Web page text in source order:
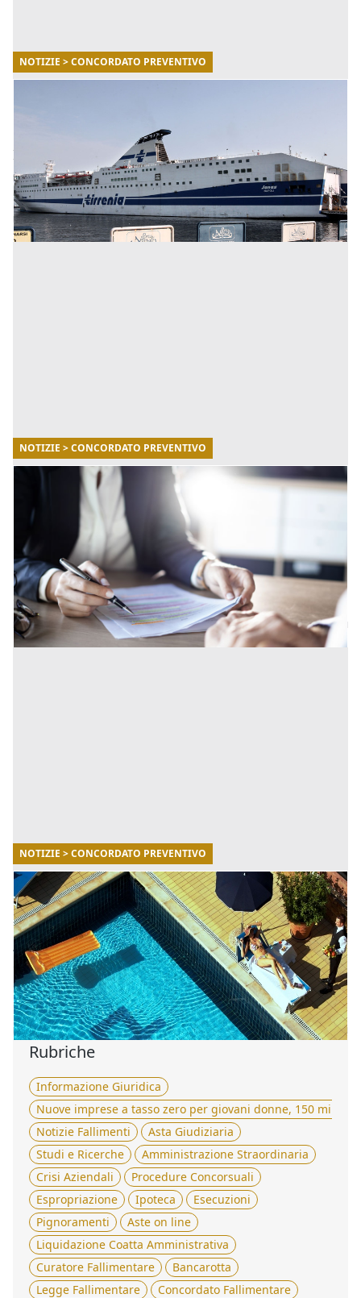
NOTIZIE > CONCORDATO PREVENTIVO
Tirrenia: scatta il concordato per evitare il
Il fallimento delle imprese nautiche in Italia è una delle
conseguenze sia della pandemia Covid-19 che di errori
dirigenziali compiuti a prescindere dalla stessa. N [...]
NOTIZIE > CONCORDATO PREVENTIVO
20/04/2021
Concordato preventivo per evitare il
fallimento: come funziona
Una norma del 2005 ha introdotto ben tre nuove
procedure alternative alla dichiarazione di fallimento.
Per consentire di alleggerire i costi delle procedure. I
cost [...]
NOTIZIE > CONCORDATO PREVENTIVO
15/03/2021
Aperto il concordato preventivo per l'Hotel
Panorama di Cagliari
A Cagliari, l'Hotel Panorama della famiglia Murtas ha
chiuso i battenti, e adesso è stato aperto un
concordato preventivo. Quasi quarant'anni di onorata
carriera da [...]
Rubriche
Informazione Giuridica
Nuove imprese a tasso zero per giovani donne, 150
Notizie Fallimenti
Asta Giudiziaria
Studi e Ricerche
Amministrazione Straordinaria
Crisi Aziendali
Procedure Concorsuali
Espropriazione
Ipoteca
Esecuzioni
Pignoramenti
Aste on line
Liquidazione Coatta Amministrativa
Curatore Fallimentare
Bancarotta
Legge Fallimentare
Concordato Fallimentare